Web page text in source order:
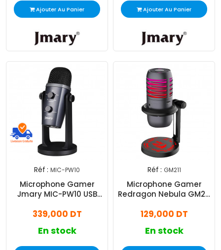
Ajouter Au Panier Ajouter Au Panier
Réf : MIC-PW10
Microphone Gamer
Jmary MIC-PW10 USB
339,000 DT
En stock
Réf : GM211
Microphone Gamer
Redragon Nebula GM211
129,000 DT
En stock